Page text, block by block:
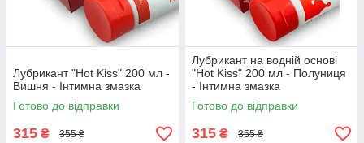
Лубрикант "Hot Kiss" 200 мл -
Вишня - Інтимна змазка
Готово до відправки
315 ₴ 355 ₴
Лубрикант на водній основі
"Hot Kiss" 200 мл - Полуниця
- Інтимна змазка
Готово до відправки
315 ₴ 355 ₴